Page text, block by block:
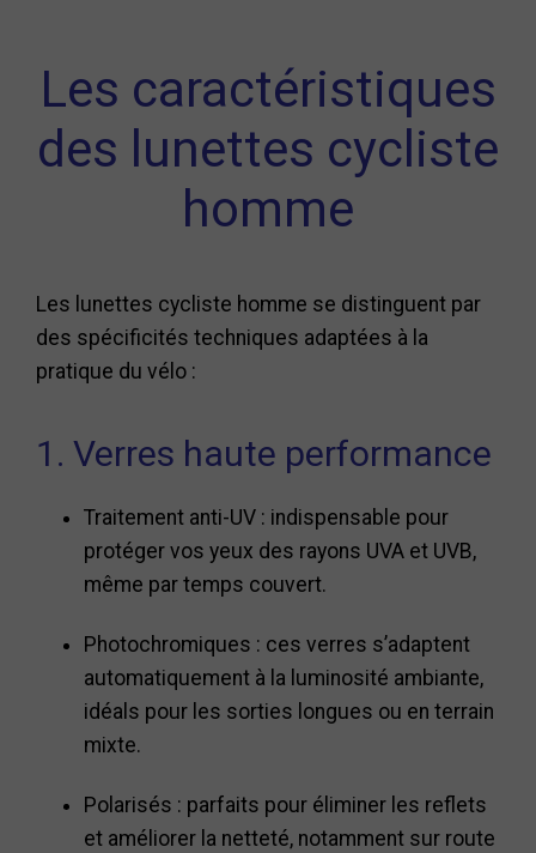
Les caractéristiques
des lunettes cycliste
homme
Les lunettes cycliste homme se distinguent par
des spécificités techniques adaptées à la
pratique du vélo :
1. Verres haute performance
Traitement anti-UV : indispensable pour
protéger vos yeux des rayons UVA et UVB,
même par temps couvert.
Photochromiques : ces verres s’adaptent
automatiquement à la luminosité ambiante,
idéals pour les sorties longues ou en terrain
mixte.
Polarisés : parfaits pour éliminer les reflets
et améliorer la netteté, notamment sur route